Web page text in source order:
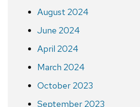
August 2024
June 2024
April 2024
March 2024
October 2023
September 2023